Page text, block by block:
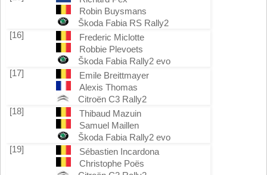
Robin Buysmans
Škoda Fabia RS Rally2
[16]
Frederic Miclotte
Robbie Plevoets
Škoda Fabia Rally2 evo
[17]
Emile Breittmayer
Alexis Thomas
Citroën C3 Rally2
[18]
Thibaud Mazuin
Samuel Maillen
Škoda Fabia Rally2 evo
[19]
Sébastien Incardona
Christophe Poës